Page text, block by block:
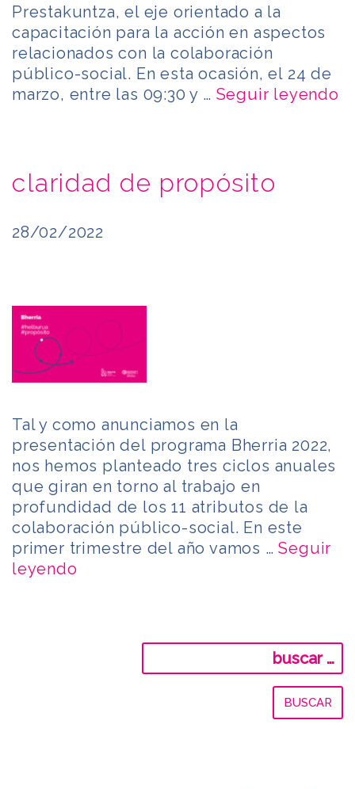
Prestakuntza, el eje orientado a la
capacitación para la acción en aspectos
relacionados con la colaboración
público-social. En esta ocasión, el 24 de
marzo, entre las 09:30 y … Seguir leyendo
claridad de propósito
28/02/2022
Tal y como anunciamos en la
presentación del programa Bherria 2022,
nos hemos planteado tres ciclos anuales
que giran en torno al trabajo en
profundidad de los 11 atributos de la
colaboración público-social. En este
primer trimestre del año vamos …Seguir
leyendo